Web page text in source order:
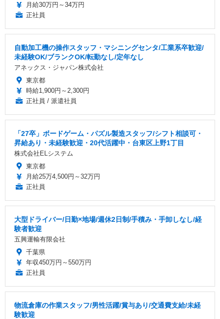
月給30万円～34万円
正社員
自動加工機の操作スタッフ・マシニングセンタ/工業系卒歓迎/
未経験OK/ブランクOK/転勤なし/定年なし
アネックス・ジャパン株式会社
東京都
時給1,900円～2,300円
正社員 / 派遣社員
「27卒」ボードゲーム・パズル製造スタッフ/シフト相談可・
昇給あり・未経験歓迎・20代活躍中・台東区上野1丁目
株式会社ELシステム
東京都
月給25万4,500円～32万円
正社員
大型ドライバー/日勤×地場/週休2日制/手積み・手卸しなし/経
験者歓迎
五興運輸有限会社
千葉県
年収450万円～550万円
正社員
物流倉庫の作業スタッフ/男性活躍/賞与あり/交通費支給/未経
験歓迎